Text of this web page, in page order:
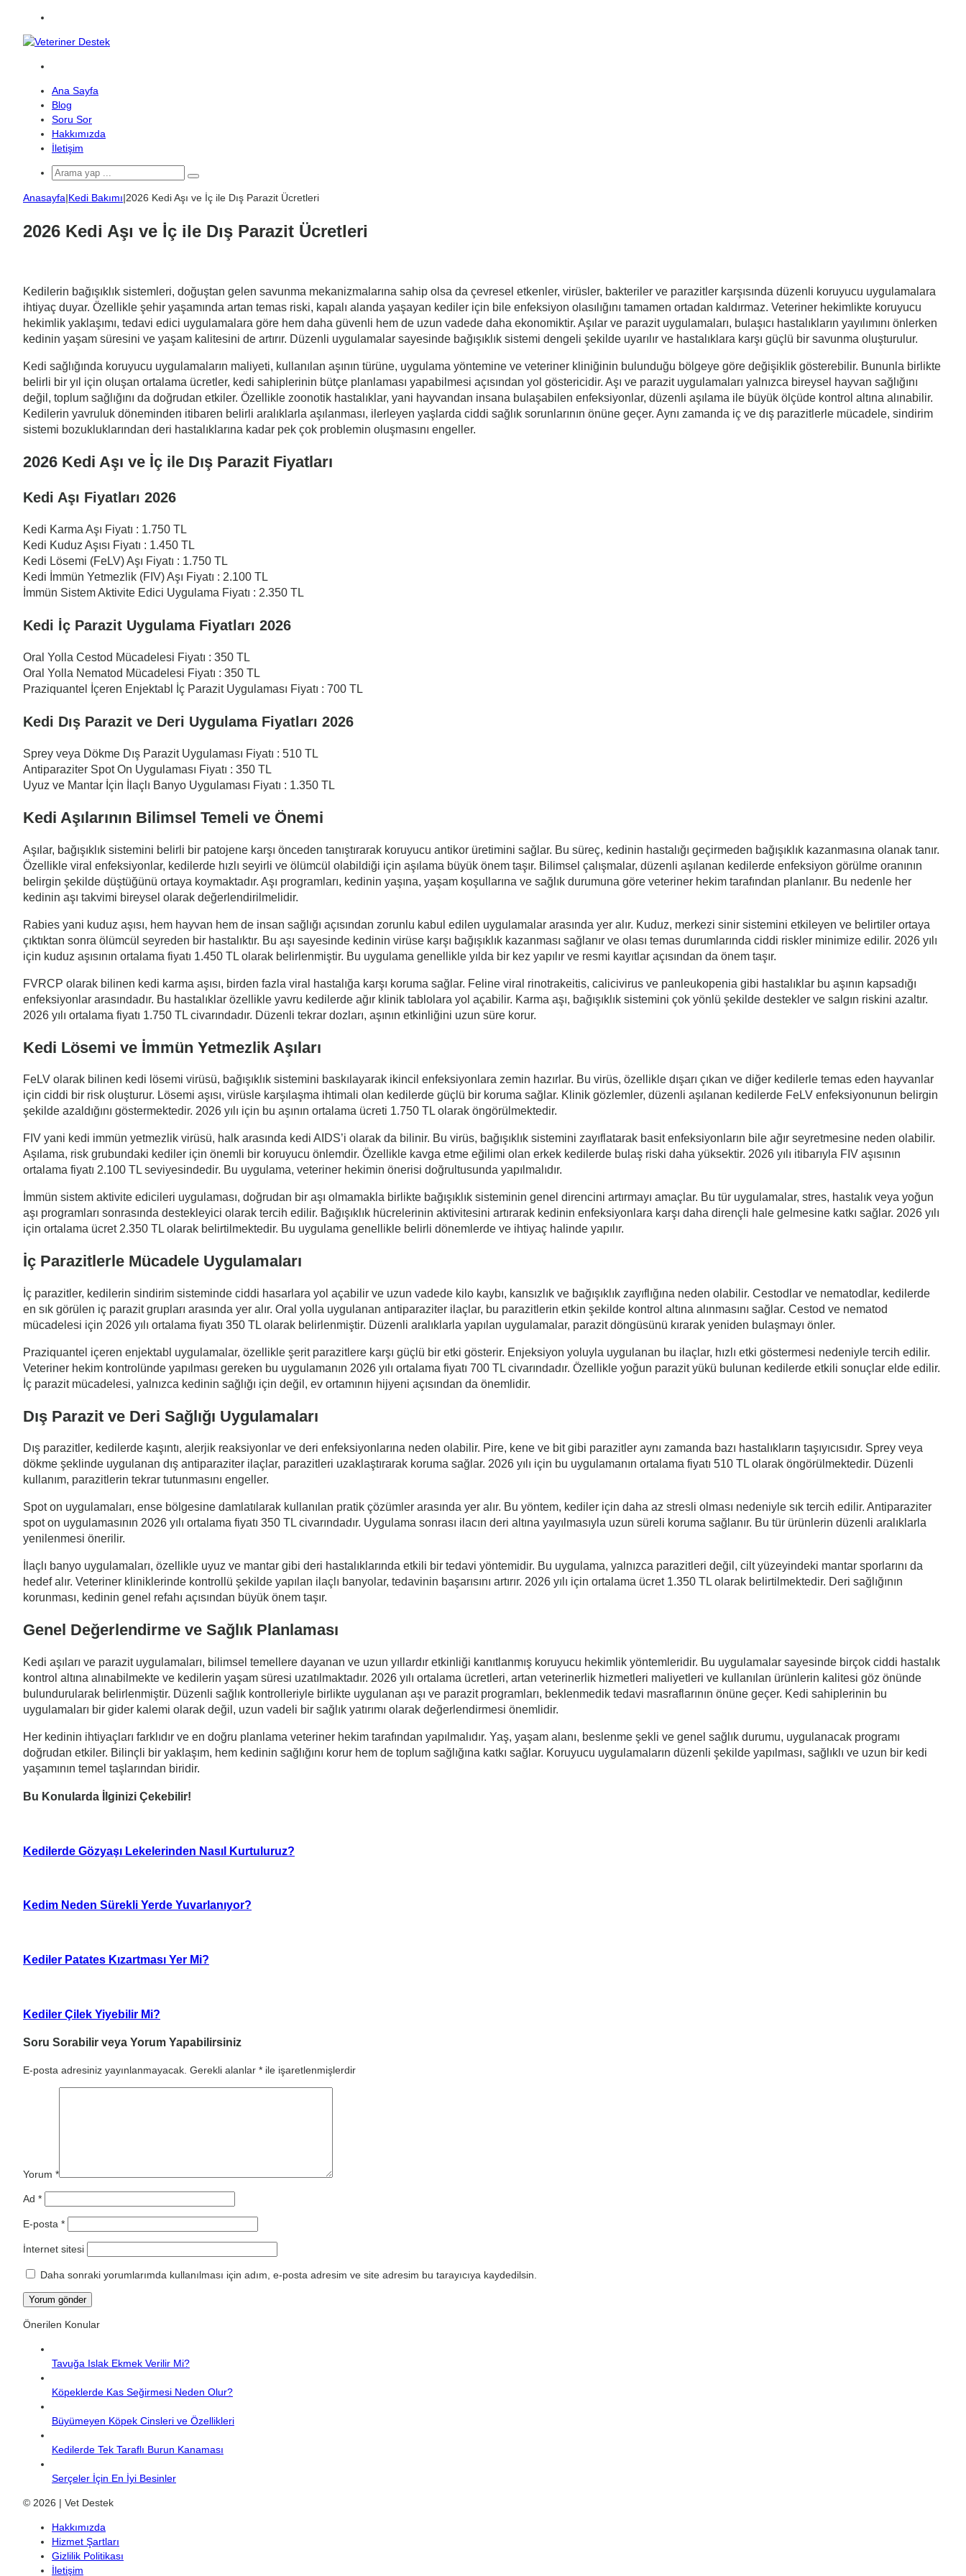
...
Ana Sayfa
Blog
Soru Sor
Hakkımızda
İletişim
Arama
yap
...
Anasayfa|Kedi Bakımı|2026 Kedi Aşı ve İç ile Dış Parazit Ücretleri
2026 Kedi Aşı ve İç ile Dış Parazit Ücretleri
Kedilerin bağışıklık sistemleri, doğuştan gelen savunma mekanizmalarına sahip olsa da çevresel etkenler, virüsler, bakteriler ve parazitler karşısında düzenli koruyucu uygulamalara
ihtiyaç duyar. Özellikle şehir yaşamında artan temas riski, kapalı alanda yaşayan kediler için bile enfeksiyon olasılığını tamamen ortadan kaldırmaz. Veteriner hekimlikte koruyucu
hekimlik yaklaşımı, tedavi edici uygulamalara göre hem daha güvenli hem de uzun vadede daha ekonomiktir. Aşılar ve parazit uygulamaları, bulaşıcı hastalıkların yayılımını önlerken
kedinin yaşam süresini ve yaşam kalitesini de artırır. Düzenli uygulamalar sayesinde bağışıklık sistemi dengeli şekilde uyarılır ve hastalıklara karşı güçlü bir savunma oluşturulur.
Kedi sağlığında koruyucu uygulamaların maliyeti, kullanılan aşının türüne, uygulama yöntemine ve veteriner kliniğinin bulunduğu bölgeye göre değişiklik gösterebilir. Bununla birlikte
belirli bir yıl için oluşan ortalama ücretler, kedi sahiplerinin bütçe planlaması yapabilmesi açısından yol göstericidir. Aşı ve parazit uygulamaları yalnızca bireysel hayvan sağlığını
değil, toplum sağlığını da doğrudan etkiler. Özellikle zoonotik hastalıklar, yani hayvandan insana bulaşabilen enfeksiyonlar, düzenli aşılama ile büyük ölçüde kontrol altına alınabilir.
Kedilerin yavruluk döneminden itibaren belirli aralıklarla aşılanması, ilerleyen yaşlarda ciddi sağlık sorunlarının önüne geçer. Aynı zamanda iç ve dış parazitlerle mücadele, sindirim
sistemi bozukluklarından deri hastalıklarına kadar pek çok problemin oluşmasını engeller.
2026 Kedi Aşı ve İç ile Dış Parazit Fiyatları
Kedi Aşı Fiyatları 2026
Kedi Karma Aşı Fiyatı : 1.750 TL
Kedi Kuduz Aşısı Fiyatı : 1.450 TL
Kedi Lösemi (FeLV) Aşı Fiyatı : 1.750 TL
Kedi İmmün Yetmezlik (FIV) Aşı Fiyatı : 2.100 TL
İmmün Sistem Aktivite Edici Uygulama Fiyatı : 2.350 TL
Kedi İç Parazit Uygulama Fiyatları 2026
Oral Yolla Cestod Mücadelesi Fiyatı : 350 TL
Oral Yolla Nematod Mücadelesi Fiyatı : 350 TL
Praziquantel İçeren Enjektabl İç Parazit Uygulaması Fiyatı : 700 TL
Kedi Dış Parazit ve Deri Uygulama Fiyatları 2026
Sprey veya Dökme Dış Parazit Uygulaması Fiyatı : 510 TL
Antiparaziter Spot On Uygulaması Fiyatı : 350 TL
Uyuz ve Mantar İçin İlaçlı Banyo Uygulaması Fiyatı : 1.350 TL
Kedi Aşılarının Bilimsel Temeli ve Önemi
Aşılar, bağışıklık sistemini belirli bir patojene karşı önceden tanıştırarak koruyucu antikor üretimini sağlar. Bu süreç, kedinin hastalığı geçirmeden bağışıklık kazanmasına olanak tanır.
Özellikle viral enfeksiyonlar, kedilerde hızlı seyirli ve ölümcül olabildiği için aşılama büyük önem taşır. Bilimsel çalışmalar, düzenli aşılanan kedilerde enfeksiyon görülme oranının
belirgin şekilde düştüğünü ortaya koymaktadır. Aşı programları, kedinin yaşına, yaşam koşullarına ve sağlık durumuna göre veteriner hekim tarafından planlanır. Bu nedenle her
kedinin aşı takvimi bireysel olarak değerlendirilmelidir.
Rabies yani kuduz aşısı, hem hayvan hem de insan sağlığı açısından zorunlu kabul edilen uygulamalar arasında yer alır. Kuduz, merkezi sinir sistemini etkileyen ve belirtiler ortaya
çıktıktan sonra ölümcül seyreden bir hastalıktır. Bu aşı sayesinde kedinin virüse karşı bağışıklık kazanması sağlanır ve olası temas durumlarında ciddi riskler minimize edilir. 2026 yılı
için kuduz aşısının ortalama fiyatı 1.450 TL olarak belirlenmiştir. Bu uygulama genellikle yılda bir kez yapılır ve resmi kayıtlar açısından da önem taşır.
FVRCP olarak bilinen kedi karma aşısı, birden fazla viral hastalığa karşı koruma sağlar. Feline viral rinotrakeitis, calicivirus ve panleukopenia gibi hastalıklar bu aşının kapsadığı
enfeksiyonlar arasındadır. Bu hastalıklar özellikle yavru kedilerde ağır klinik tablolara yol açabilir. Karma aşı, bağışıklık sistemini çok yönlü şekilde destekler ve salgın riskini azaltır.
2026 yılı ortalama fiyatı 1.750 TL civarındadır. Düzenli tekrar dozları, aşının etkinliğini uzun süre korur.
Kedi Lösemi ve İmmün Yetmezlik Aşıları
FeLV olarak bilinen kedi lösemi virüsü, bağışıklık sistemini baskılayarak ikincil enfeksiyonlara zemin hazırlar. Bu virüs, özellikle dışarı çıkan ve diğer kedilerle temas eden hayvanlar
için ciddi bir risk oluşturur. Lösemi aşısı, virüsle karşılaşma ihtimali olan kedilerde güçlü bir koruma sağlar. Klinik gözlemler, düzenli aşılanan kedilerde FeLV enfeksiyonunun belirgin
şekilde azaldığını göstermektedir. 2026 yılı için bu aşının ortalama ücreti 1.750 TL olarak öngörülmektedir.
FIV yani kedi immün yetmezlik virüsü, halk arasında kedi AIDS’i olarak da bilinir. Bu virüs, bağışıklık sistemini zayıflatarak basit enfeksiyonların bile ağır seyretmesine neden olabilir.
Aşılama, risk grubundaki kediler için önemli bir koruyucu önlemdir. Özellikle kavga etme eğilimi olan erkek kedilerde bulaş riski daha yüksektir. 2026 yılı itibarıyla FIV aşısının
ortalama fiyatı 2.100 TL seviyesindedir. Bu uygulama, veteriner hekimin önerisi doğrultusunda yapılmalıdır.
İmmün sistem aktivite edicileri uygulaması, doğrudan bir aşı olmamakla birlikte bağışıklık sisteminin genel direncini artırmayı amaçlar. Bu tür uygulamalar, stres, hastalık veya yoğun
aşı programları sonrasında destekleyici olarak tercih edilir. Bağışıklık hücrelerinin aktivitesini artırarak kedinin enfeksiyonlara karşı daha dirençli hale gelmesine katkı sağlar. 2026 yılı
için ortalama ücret 2.350 TL olarak belirtilmektedir. Bu uygulama genellikle belirli dönemlerde ve ihtiyaç halinde yapılır.
İç Parazitlerle Mücadele Uygulamaları
İç parazitler, kedilerin sindirim sisteminde ciddi hasarlara yol açabilir ve uzun vadede kilo kaybı, kansızlık ve bağışıklık zayıflığına neden olabilir. Cestodlar ve nematodlar, kedilerde
en sık görülen iç parazit grupları arasında yer alır. Oral yolla uygulanan antiparaziter ilaçlar, bu parazitlerin etkin şekilde kontrol altına alınmasını sağlar. Cestod ve nematod
mücadelesi için 2026 yılı ortalama fiyatı 350 TL olarak belirlenmiştir. Düzenli aralıklarla yapılan uygulamalar, parazit döngüsünü kırarak yeniden bulaşmayı önler.
Praziquantel içeren enjektabl uygulamalar, özellikle şerit parazitlere karşı güçlü bir etki gösterir. Enjeksiyon yoluyla uygulanan bu ilaçlar, hızlı etki göstermesi nedeniyle tercih edilir.
Veteriner hekim kontrolünde yapılması gereken bu uygulamanın 2026 yılı ortalama fiyatı 700 TL civarındadır. Özellikle yoğun parazit yükü bulunan kedilerde etkili sonuçlar elde edilir.
İç parazit mücadelesi, yalnızca kedinin sağlığı için değil, ev ortamının hijyeni açısından da önemlidir.
Dış Parazit ve Deri Sağlığı Uygulamaları
Dış parazitler, kedilerde kaşıntı, alerjik reaksiyonlar ve deri enfeksiyonlarına neden olabilir. Pire, kene ve bit gibi parazitler aynı zamanda bazı hastalıkların taşıyıcısıdır. Sprey veya
dökme şeklinde uygulanan dış antiparaziter ilaçlar, parazitleri uzaklaştırarak koruma sağlar. 2026 yılı için bu uygulamanın ortalama fiyatı 510 TL olarak öngörülmektedir. Düzenli
kullanım, parazitlerin tekrar tutunmasını engeller.
Spot on uygulamaları, ense bölgesine damlatılarak kullanılan pratik çözümler arasında yer alır. Bu yöntem, kediler için daha az stresli olması nedeniyle sık tercih edilir. Antiparaziter
spot on uygulamasının 2026 yılı ortalama fiyatı 350 TL civarındadır. Uygulama sonrası ilacın deri altına yayılmasıyla uzun süreli koruma sağlanır. Bu tür ürünlerin düzenli aralıklarla
yenilenmesi önerilir.
İlaçlı banyo uygulamaları, özellikle uyuz ve mantar gibi deri hastalıklarında etkili bir tedavi yöntemidir. Bu uygulama, yalnızca parazitleri değil, cilt yüzeyindeki mantar sporlarını da
hedef alır. Veteriner kliniklerinde kontrollü şekilde yapılan ilaçlı banyolar, tedavinin başarısını artırır. 2026 yılı için ortalama ücret 1.350 TL olarak belirtilmektedir. Deri sağlığının
korunması, kedinin genel refahı açısından büyük önem taşır.
Genel Değerlendirme ve Sağlık Planlaması
Kedi aşıları ve parazit uygulamaları, bilimsel temellere dayanan ve uzun yıllardır etkinliği kanıtlanmış koruyucu hekimlik yöntemleridir. Bu uygulamalar sayesinde birçok ciddi hastalık
kontrol altına alınabilmekte ve kedilerin yaşam süresi uzatılmaktadır. 2026 yılı ortalama ücretleri, artan veterinerlik hizmetleri maliyetleri ve kullanılan ürünlerin kalitesi göz önünde
bulundurularak belirlenmiştir. Düzenli sağlık kontrolleriyle birlikte uygulanan aşı ve parazit programları, beklenmedik tedavi masraflarının önüne geçer. Kedi sahiplerinin bu
uygulamaları bir gider kalemi olarak değil, uzun vadeli bir sağlık yatırımı olarak değerlendirmesi önemlidir.
Her kedinin ihtiyaçları farklıdır ve en doğru planlama veteriner hekim tarafından yapılmalıdır. Yaş, yaşam alanı, beslenme şekli ve genel sağlık durumu, uygulanacak programı
doğrudan etkiler. Bilinçli bir yaklaşım, hem kedinin sağlığını korur hem de toplum sağlığına katkı sağlar. Koruyucu uygulamaların düzenli şekilde yapılması, sağlıklı ve uzun bir kedi
yaşamının temel taşlarından biridir.
Bu Konularda İlginizi Çekebilir!
Kedilerde Gözyaşı Lekelerinden Nasıl Kurtuluruz?
Kedim Neden Sürekli Yerde Yuvarlanıyor?
Kediler Patates Kızartması Yer Mi?
Kediler Çilek Yiyebilir Mi?
Soru Sorabilir veya Yorum Yapabilirsiniz
E-posta adresiniz yayınlanmayacak. Gerekli alanlar * ile işaretlenmişlerdir
Yorum *
Ad *
E-posta *
İnternet sitesi
Daha sonraki yorumlarımda kullanılması için adım, e-posta adresim ve site adresim bu tarayıcıya kaydedilsin.
Önerilen Konular
Tavuğa Islak Ekmek Verilir Mi?
Köpeklerde Kas Seğirmesi Neden Olur?
Büyümeyen Köpek Cinsleri ve Özellikleri
Kedilerde Tek Taraflı Burun Kanaması
Serçeler İçin En İyi Besinler
© 2026 | Vet Destek
Hakkımızda
Hizmet Şartları
Gizlilik Politikası
İletişim